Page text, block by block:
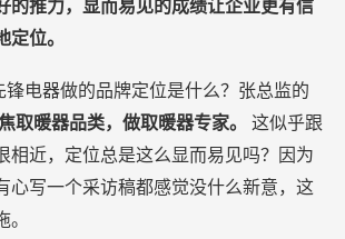
的推力，显而易见的成绩让企业更有信
定位。
锋电器做的品牌定位是什么？张总监的
取暖器品类，做取暖器专家。 这似乎跟
相近，定位总是这么显而易见吗？因为
心写一个采访稿都感觉没什么新意，这